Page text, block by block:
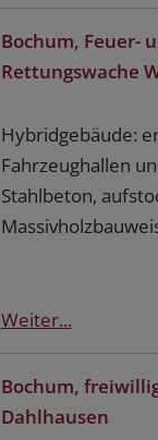
Bochum, Feuer-
Rettungswache
Hybridgebäude:
Fahrzeughallen
Stahlbeton,
Weiter...
Bochum,
Dahlhausen